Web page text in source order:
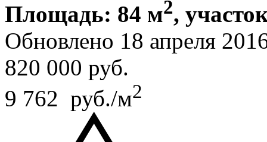
Площадь: 84 м2,
Обновлено 18 апреля
820 000 руб.
9 762 руб./м2